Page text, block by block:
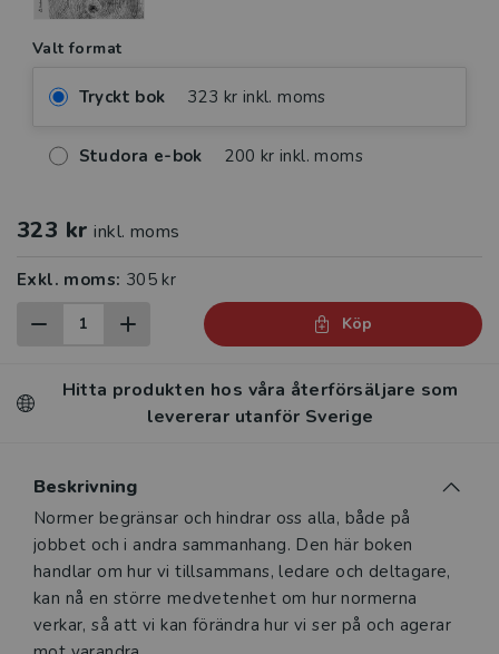
Valt format
Tryckt bok 323 kr inkl. moms
Studora e-bok 200 kr inkl. moms
323 kr inkl. moms
Exkl. moms: 305 kr
Köp
Hitta produkten hos våra återförsäljare som
levererar utanför Sverige
Beskrivning
Beskrivning
Normer begränsar och hindrar oss alla, både på
jobbet och i andra sammanhang. Den här boken
handlar om hur vi tillsammans, ledare och deltagare,
kan nå en större medvetenhet om hur normerna
verkar, så att vi kan förändra hur vi ser på och agerar